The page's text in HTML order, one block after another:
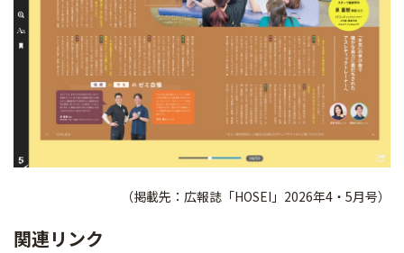
（掲載先：広報誌「HOSEI」2026年4・5月号）
関連リンク